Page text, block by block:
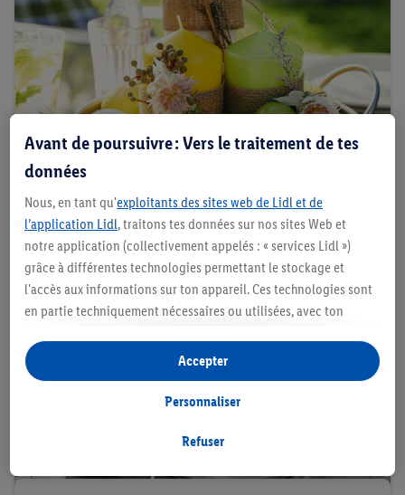
Idées déco
Avant de poursuivre : Vers le traitement de tes
données
Nous, en tant qu'exploitants des sites web de Lidl et de
l’application Lidl, traitons tes données sur nos sites Web et
notre application (collectivement appelés : « services Lidl »)
grâce à différentes technologies permettant le stockage et
l'accès aux informations sur ton appareil. Ces technologies sont
en partie techniquement nécessaires ou utilisées, avec ton
statistiques ou la publicité personnalisée à l'intérieur et à
l'extérieur des services Lidl. Si tu es membre du programme Lidl
Plus, des données relatives à ton comportement d'achat en
Sous « Personnaliser », tu peux autoriser certaines finalités
données.
Refuser
Personnaliser
Accepter